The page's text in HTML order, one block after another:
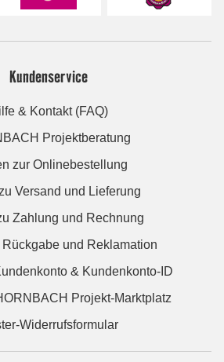
Kundenservice
& Kontakt (FAQ)
Projektberatung
zur Onlinebestellung
Versand und Lieferung
Zahlung und Rechnung
Rückgabe und Reklamation
& Kundenkonto-ID
Projekt-Marktplatz
Widerrufsformular